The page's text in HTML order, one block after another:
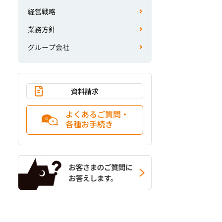
経営戦略
業務方針
グループ会社
資料請求
よくあるご質問・
各種お手続き